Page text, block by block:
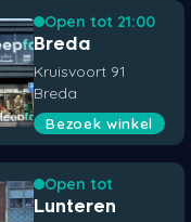
Open tot 21:00
Breda
Kruisvoort 91
Breda
Bezoek winkel
Open tot
Lunteren